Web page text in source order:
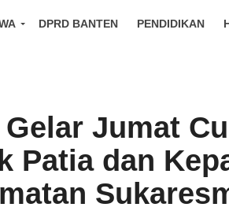
DPRD BANTEN PENDIDIKAN
Jumat
Patia dan